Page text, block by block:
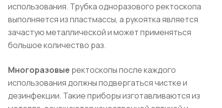
использования. Трубка одноразового ректоскопа
выполняется из пластмассы, а рукоятка является
зачастую металлической и может применяться
большое количество раз.
Многоразовые ректоскопы после каждого
использования должны подвергаться чистке и
дезинфекции. Такие приборы изготавливаются из